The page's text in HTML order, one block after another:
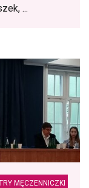
...
MĘCZENNICZKI